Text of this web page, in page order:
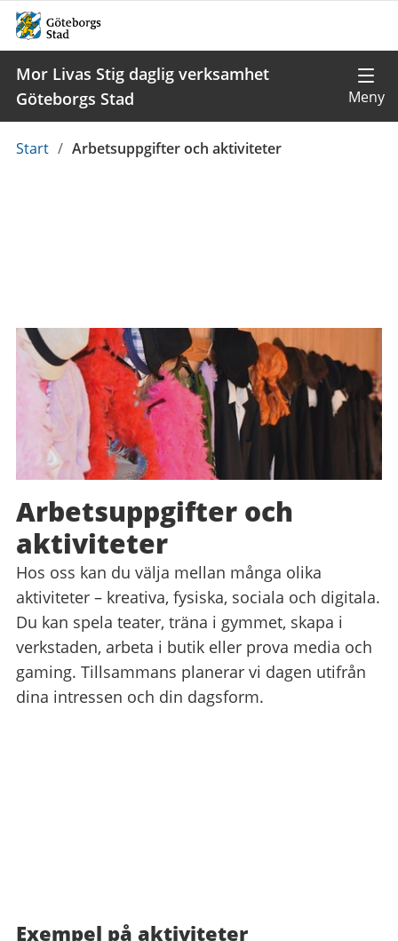
Mor Livas Stig daglig verksamhet
Göteborgs Stad
Du
Start / Arbetsuppgifter och aktiviteter
Arbetsuppgifter och
aktiviteter
Hos oss kan du välja mellan många olika
aktiviteter – kreativa, fysiska, sociala och digitala.
Du kan spela teater, träna i gymmet, skapa i
verkstaden, arbeta i butik eller prova media och
gaming. Tillsammans planerar vi dagen utifrån
dina intressen och din dagsform.
Exempel på aktiviteter